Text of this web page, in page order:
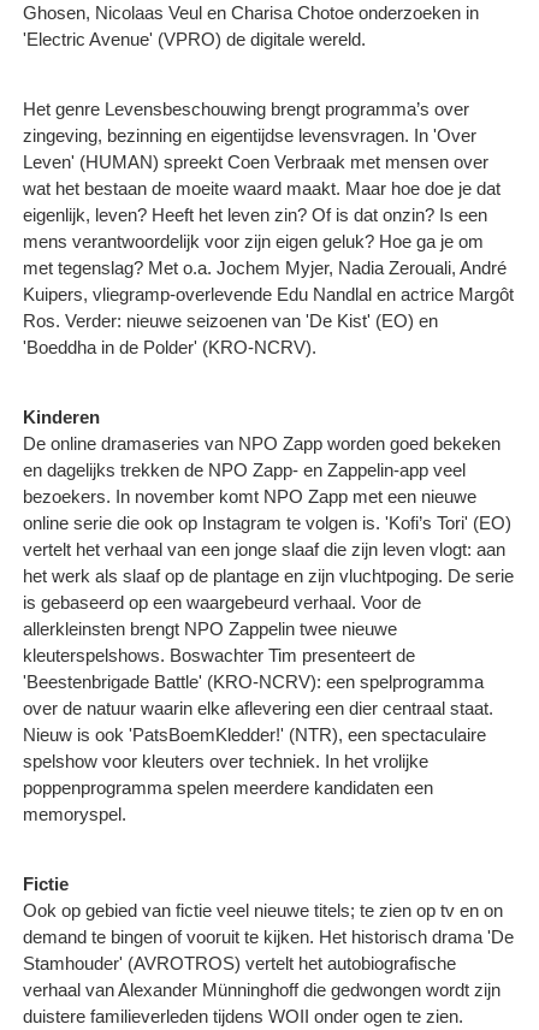
Ghosen, Nicolaas Veul en Charisa Chotoe onderzoeken in
'Electric Avenue' (VPRO) de digitale wereld.
Het genre Levensbeschouwing brengt programma’s over
zingeving, bezinning en eigentijdse levensvragen. In 'Over
Leven' (HUMAN) spreekt Coen Verbraak met mensen over
wat het bestaan de moeite waard maakt. Maar hoe doe je dat
eigenlijk, leven? Heeft het leven zin? Of is dat onzin? Is een
mens verantwoordelijk voor zijn eigen geluk? Hoe ga je om
met tegenslag? Met o.a. Jochem Myjer, Nadia Zerouali, André
Kuipers, vliegramp-overlevende Edu Nandlal en actrice Margôt
Ros. Verder: nieuwe seizoenen van 'De Kist' (EO) en
'Boeddha in de Polder' (KRO-NCRV).
Kinderen
De online dramaseries van NPO Zapp worden goed bekeken
en dagelijks trekken de NPO Zapp- en Zappelin-app veel
bezoekers. In november komt NPO Zapp met een nieuwe
online serie die ook op Instagram te volgen is. 'Kofi’s Tori' (EO)
vertelt het verhaal van een jonge slaaf die zijn leven vlogt: aan
het werk als slaaf op de plantage en zijn vluchtpoging. De serie
is gebaseerd op een waargebeurd verhaal. Voor de
allerkleinsten brengt NPO Zappelin twee nieuwe
kleuterspelshows. Boswachter Tim presenteert de
'Beestenbrigade Battle' (KRO-NCRV): een spelprogramma
over de natuur waarin elke aflevering een dier centraal staat.
Nieuw is ook 'PatsBoemKledder!' (NTR), een spectaculaire
spelshow voor kleuters over techniek. In het vrolijke
poppenprogramma spelen meerdere kandidaten een
memoryspel.
Fictie
Ook op gebied van fictie veel nieuwe titels; te zien op tv en on
demand te bingen of vooruit te kijken. Het historisch drama 'De
Stamhouder' (AVROTROS) vertelt het autobiografische
verhaal van Alexander Münninghoff die gedwongen wordt zijn
duistere familieverleden tijdens WOII onder ogen te zien.